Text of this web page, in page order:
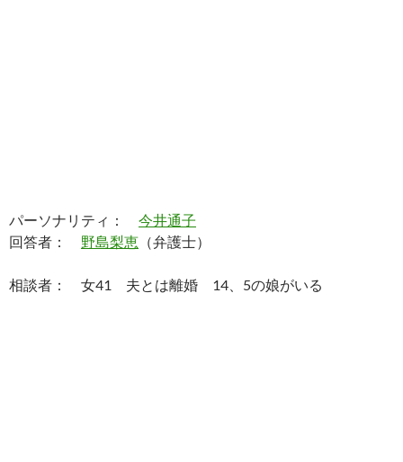
パーソナリティ： 今井通子
回答者： 野島梨恵 （弁護士）
相談者： 女41 夫とは離婚 14、5の娘がいる